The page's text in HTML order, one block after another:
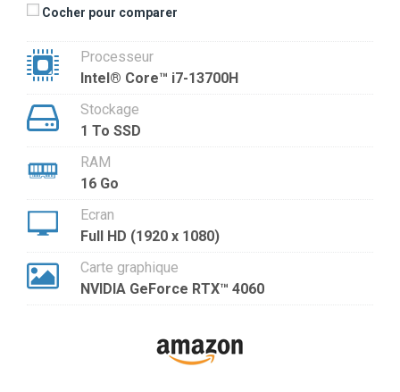
Cocher pour comparer
Processeur
Intel® Core™ i7-13700H
Stockage
1 To SSD
RAM
16 Go
Ecran
Full HD (1920 x 1080)
Carte graphique
NVIDIA GeForce RTX™ 4060